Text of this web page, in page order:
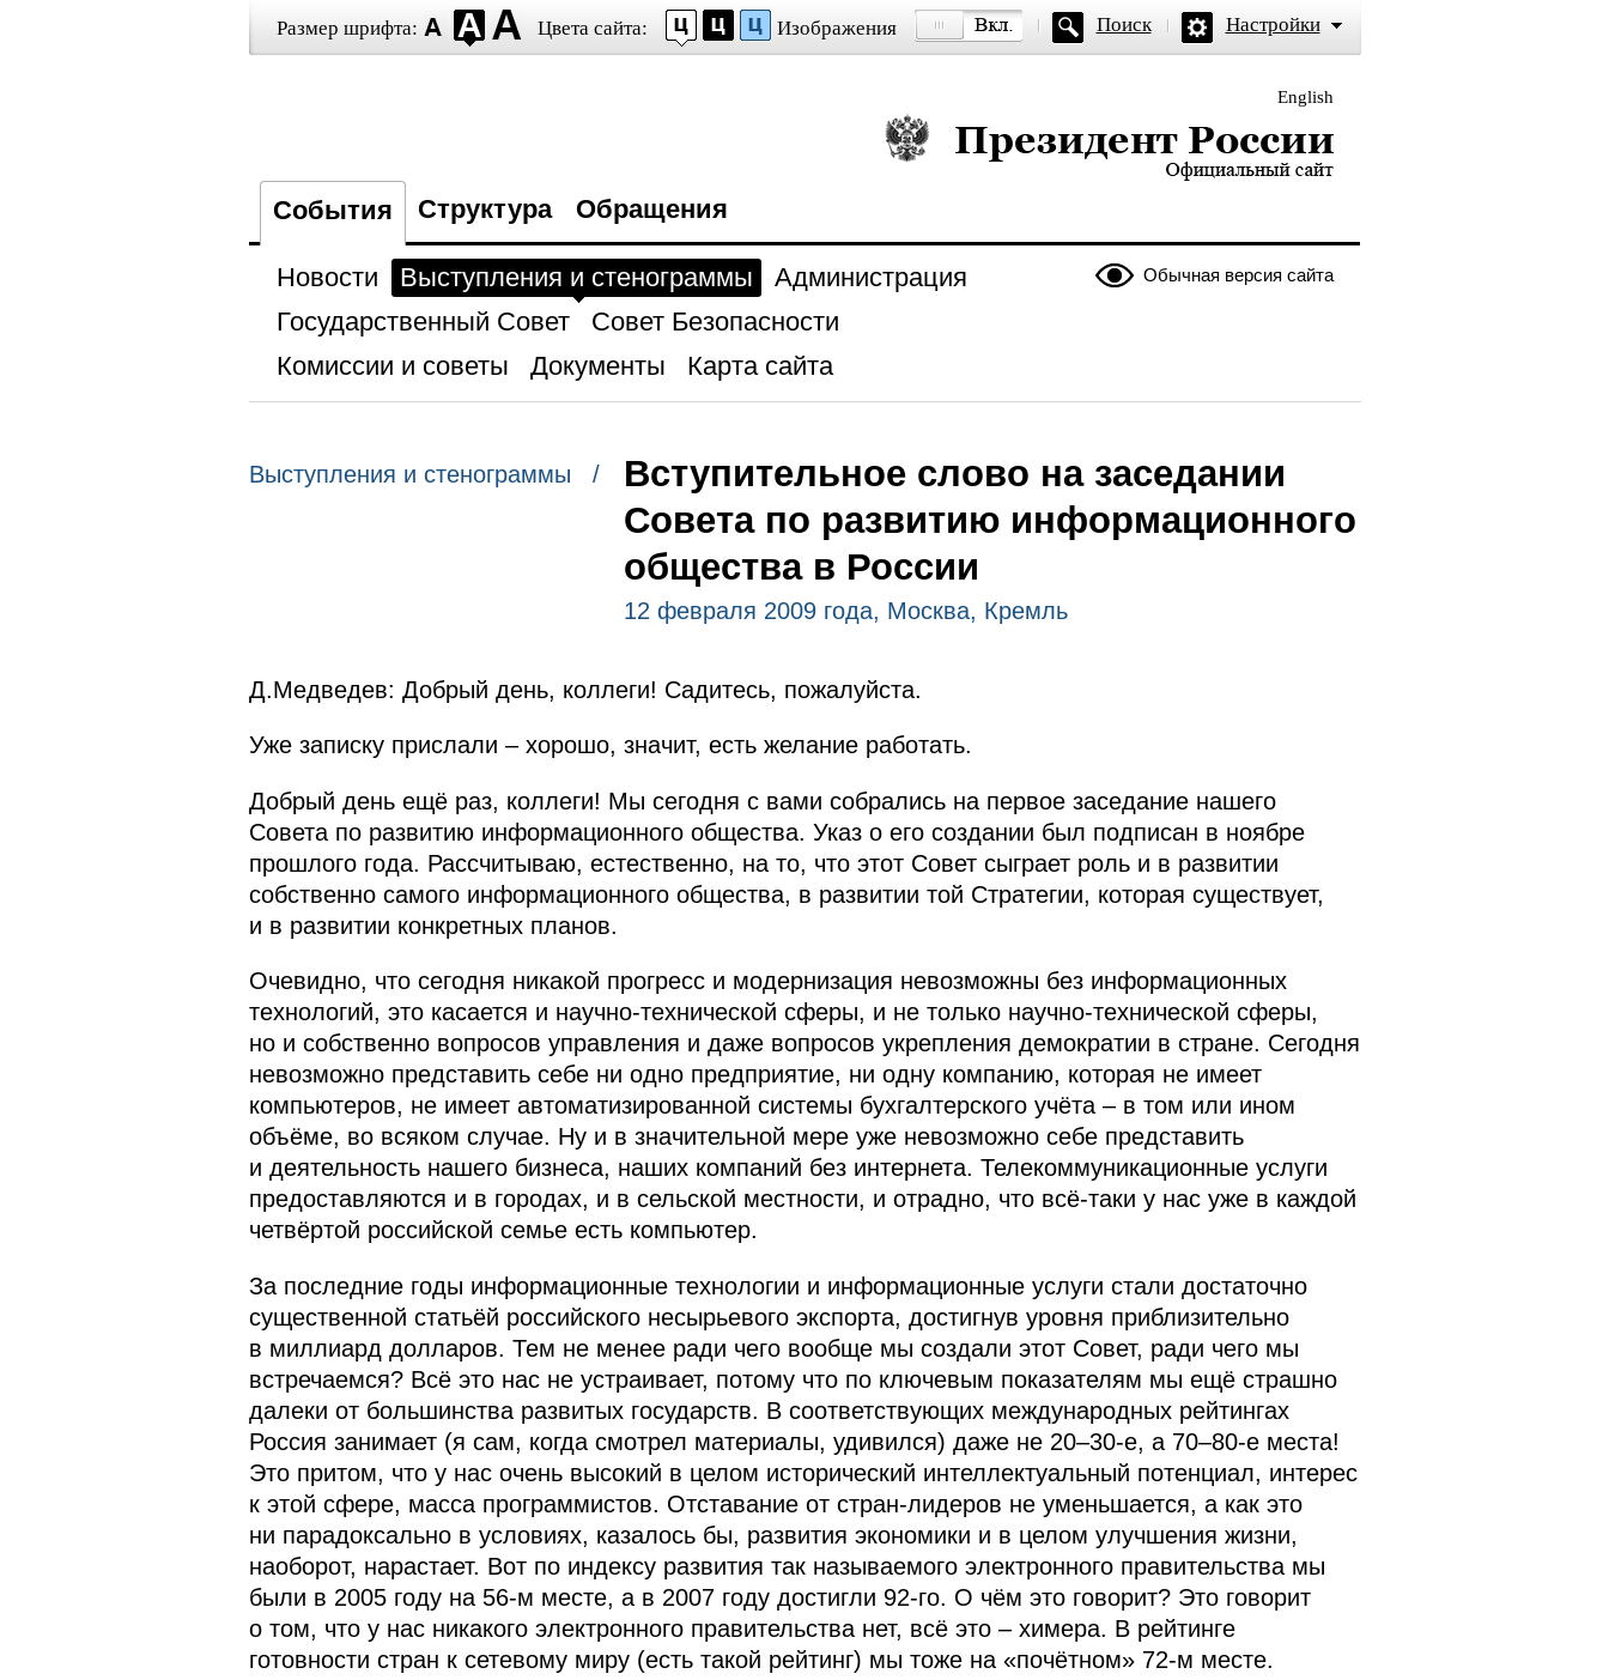
Размер шрифта: Цвета сайта: Изображения Поиск Настройки
English
Президент России — официальный сайт
События Структура Обращения
Обычная версия сайта
Новости Выступления и стенограммы
Администрация
Государственный Совет
Совет Безопасности
Комиссии и советы
Документы Карта сайта
Выступления и стенограммы /
Вступительное слово на заседании
Совета по развитию информационного
общества в России
12 февраля 2009 года, Москва, Кремль
Д.Медведев: Добрый день, коллеги! Садитесь, пожалуйста.
Уже записку прислали – хорошо, значит, есть желание работать.
Добрый день ещё раз, коллеги! Мы сегодня с вами собрались на первое заседание нашего
Совета по развитию информационного общества. Указ о его создании был подписан в ноябре
прошлого года. Рассчитываю, естественно, на то, что этот Совет сыграет роль и в развитии
собственно самого информационного общества, в развитии той Стратегии, которая существует,
и в развитии конкретных планов.
Очевидно, что сегодня никакой прогресс и модернизация невозможны без информационных
технологий, это касается и научно-технической сферы, и не только научно-технической сферы,
но и собственно вопросов управления и даже вопросов укрепления демократии в стране. Сегодня
невозможно представить себе ни одно предприятие, ни одну компанию, которая не имеет
компьютеров, не имеет автоматизированной системы бухгалтерского учёта – в том или ином
объёме, во всяком случае. Ну и в значительной мере уже невозможно себе представить
и деятельность нашего бизнеса, наших компаний без интернета. Телекоммуникационные услуги
предоставляются и в городах, и в сельской местности, и отрадно, что всё‑таки у нас уже в каждой
четвёртой российской семье есть компьютер.
За последние годы информационные технологии и информационные услуги стали достаточно
существенной статьёй российского несырьевого экспорта, достигнув уровня приблизительно
в миллиард долларов. Тем не менее ради чего вообще мы создали этот Совет, ради чего мы
встречаемся? Всё это нас не устраивает, потому что по ключевым показателям мы ещё страшно
далеки от большинства развитых государств. В соответствующих международных рейтингах
Россия занимает (я сам, когда смотрел материалы, удивился) даже не 20–30-е, а 70–80-е места!
Это притом, что у нас очень высокий в целом исторический интеллектуальный потенциал, интерес
к этой сфере, масса программистов. Отставание от стран-лидеров не уменьшается, а как это
ни парадоксально в условиях, казалось бы, развития экономики и в целом улучшения жизни,
наоборот, нарастает. Вот по индексу развития так называемого электронного правительства мы
были в 2005 году на 56-м месте, а в 2007 году достигли 92-го. О чём это говорит? Это говорит
о том, что у нас никакого электронного правительства нет, всё это – химера. В рейтинге
готовности стран к сетевому миру (есть такой рейтинг) мы тоже на «почётном» 72-м месте.